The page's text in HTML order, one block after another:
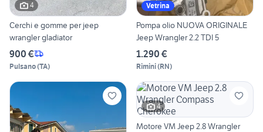
4
Cerchi e gomme per jeep
wrangler gladiator
900 €
Pulsano(TA)
Vetrina
Pompa olio NUOVA ORIGINALE
Jeep Wrangler 2.2 TDI 5
1.290 €
Rimini(RN)
4
Motore VM Jeep 2.8 Wrangler